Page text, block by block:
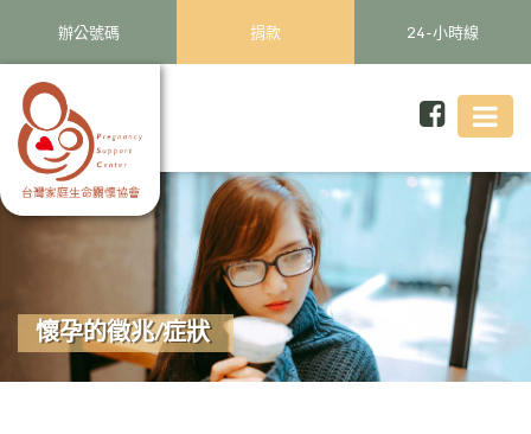
辦公號碼 捐款 24-小時線
懷孕的徵兆/症狀